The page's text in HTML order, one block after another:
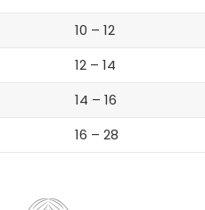
10 – 12
12 – 14
14 – 16
16 – 28